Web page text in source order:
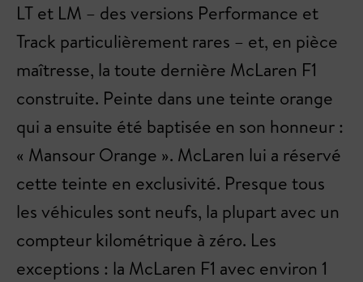
LT et LM – des versions Performance et
Track particulièrement rares – et, en pièce
maîtresse, la toute dernière McLaren F1
construite. Peinte dans une teinte orange
qui a ensuite été baptisée en son honneur :
« Mansour Orange ». McLaren lui a réservé
cette teinte en exclusivité. Presque tous
les véhicules sont neufs, la plupart avec un
compteur kilométrique à zéro. Les
exceptions : la McLaren F1 avec environ 1